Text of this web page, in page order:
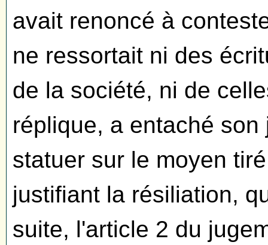
avait renoncé à
ne ressortait ni des
de la société, ni de
réplique, a entaché
statuer sur le moyen
justifiant la résiliation,
suite, l'article 2 du